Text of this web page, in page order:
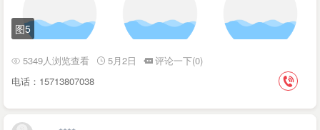
图5
5349人浏览查看 5月2日
评论一下(0)
电话：15713807038